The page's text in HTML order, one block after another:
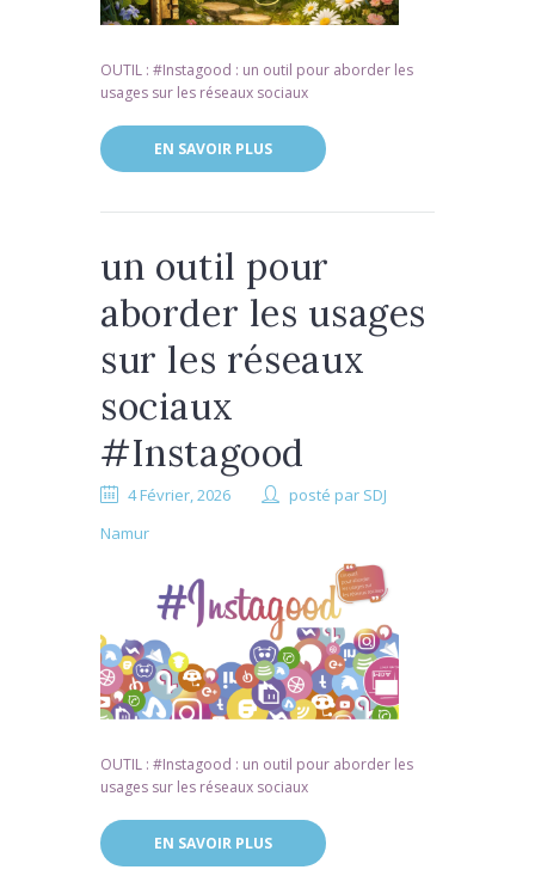
OUTIL : #Instagood : un outil pour aborder les
usages sur les réseaux sociaux
EN SAVOIR PLUS
un outil pour
aborder les usages
sur les réseaux
sociaux
#Instagood
4 Février, 2026 posté par SDJ
Namur
OUTIL : #Instagood : un outil pour aborder les
usages sur les réseaux sociaux
EN SAVOIR PLUS